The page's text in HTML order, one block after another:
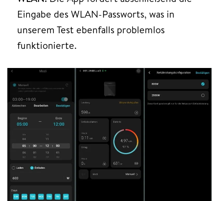
Eingabe des WLAN-Passworts, was in
unserem Test ebenfalls problemlos
funktionierte.